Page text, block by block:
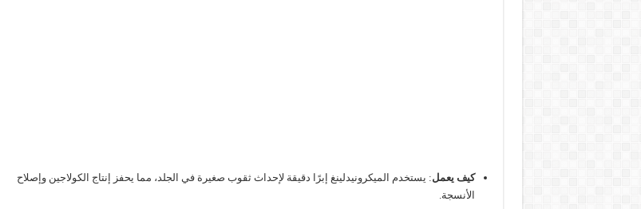
كيف يعمل: يستخدم الميكرونيدلينغ إبرًا دقيقة لإحداث ثقوب صغيرة في الجلد، مما يحفز إنتاج الكولاجين وإصلاح
الأنسجة.